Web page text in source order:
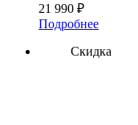
21 990 ₽
Подробнее
Скидка